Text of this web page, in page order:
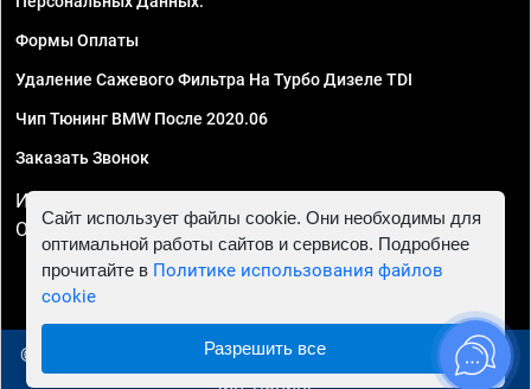
Формы Оплаты
Удаление Сажевого Фильтра На Турбо Дизеле TDI
Чип Тюнинг BMW После 2020.06
Заказать Звонок
ИП Смирнов Георгий Павлович. ИНН 781302555843,
ОГРНИП 324470400032610
© 2010 - 2026 Чип тюнинг в Тюмени - Автосервис "Евро
Чип Тюнинг"
Сайт использует файлы cookie. Они необходимы для
оптимальной работы сайтов и сервисов. Подробнее
прочитайте в Политике использования файлов
cookie
Разрешить все